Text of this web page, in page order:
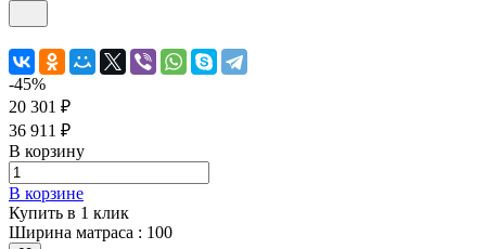
-45%
20 301 ₽
36 911 ₽
В корзину
В корзине
Купить в 1 клик
Ширина матраса : 100